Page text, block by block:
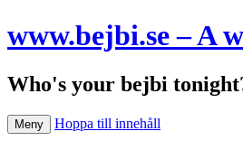
www.bejbi.se – A
Who's your bejbi
Meny Hoppa till innehåll